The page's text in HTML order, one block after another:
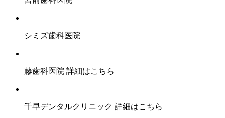
シミズ歯科医院
藤歯科医院 詳細はこちら
千早デンタルクリニック 詳細はこちら